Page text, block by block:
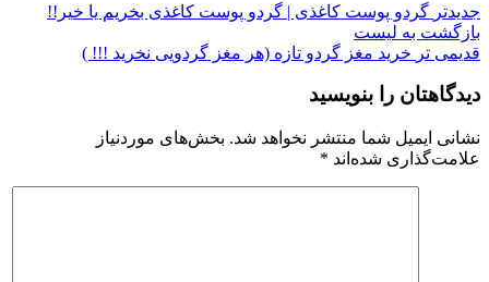
جدیدتر گردو پوست کاغذی | گردو پوست کاغذی بخریم یا خیر!!
بازگشت به لیست
قدیمی تر خرید مغز گردو تازه (هر مغز گردویی نخرید !!! )
دیدگاهتان را بنویسید
نشانی ایمیل شما منتشر نخواهد شد. بخش‌های موردنیاز
علامت‌گذاری شده‌اند *